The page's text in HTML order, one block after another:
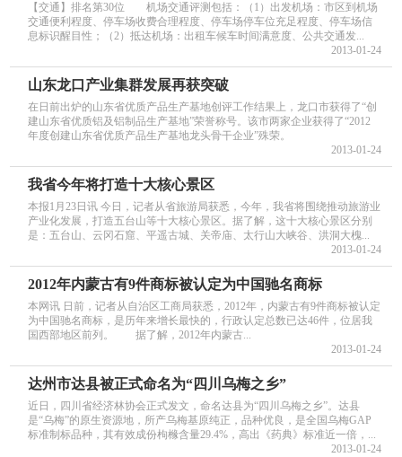
【交通】排名第30位 机场交通评测包括：（1）出发机场：市区到机场
交通便利程度、停车场收费合理程度、停车场停车位充足程度、停车场信
息标识醒目性；（2）抵达机场：出租车候车时间满意度、公共交通发...
2013-01-24
山东龙口产业集群发展再获突破
在日前出炉的山东省优质产品生产基地创评工作结果上，龙口市获得了“创
建山东省优质铝及铝制品生产基地”荣誉称号。该市两家企业获得了“2012
年度创建山东省优质产品生产基地龙头骨干企业”殊荣。
2013-01-24
我省今年将打造十大核心景区
本报1月23日讯 今日，记者从省旅游局获悉，今年，我省将围绕推动旅游业
产业化发展，打造五台山等十大核心景区。据了解，这十大核心景区分别
是：五台山、云冈石窟、平遥古城、关帝庙、太行山大峡谷、洪洞大槐...
2013-01-24
2012年内蒙古有9件商标被认定为中国驰名商标
本网讯 日前，记者从自治区工商局获悉，2012年，内蒙古有9件商标被认定
为中国驰名商标，是历年来增长最快的，行政认定总数已达46件，位居我
国西部地区前列。 据了解，2012年内蒙古...
2013-01-24
达州市达县被正式命名为“四川乌梅之乡”
近日，四川省经济林协会正式发文，命名达县为“四川乌梅之乡”。达县
是“乌梅”的原生资源地，所产乌梅基原纯正，品种优良，是全国乌梅GAP
标准制标品种，其有效成份枸橼含量29.4%，高出《药典》标准近一倍，...
2013-01-24